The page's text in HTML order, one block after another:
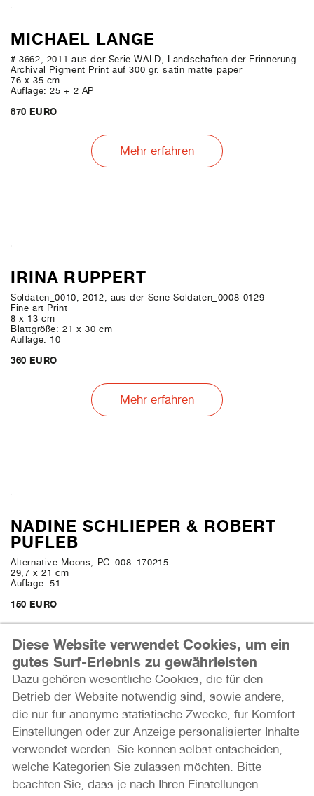
MICHAEL LANGE
# 3662, 2011 aus der Serie WALD, Landschaften der Erinnerung
Archival Pigment Print auf 300 gr. satin matte paper
76 x 35 cm
Auflage: 25 + 2 AP
870 EURO
Mehr erfahren
IRINA RUPPERT
Soldaten_0010, 2012, aus der Serie Soldaten_0008-0129
Fine art Print
8 x 13 cm
Blattgröße: 21 x 30 cm
Auflage: 10
360 EURO
Mehr erfahren
NADINE SCHLIEPER & ROBERT
PUFLEB
Alternative Moons, PC–008–170215
29,7 x 21 cm
Auflage: 51
150 EURO
Mehr erfahren
HOLLY SCHMIDT
Lost Lessons, 2017 - ongoing
Internationale Photoszene Köln gUG
Im Mediapark 7
50670 Köln
Email: info@photoszene.de
Telefon: +49 (0)221 - 966 72 377
Bürozeiten: Mo - Do 9:00 - 15:00 Uhr
Diese Website verwendet Cookies, um ein
gutes Surf-Erlebnis zu gewährleisten
Dazu gehören wesentliche Cookies, die für den
Betrieb der Website notwendig sind, sowie andere,
die nur für anonyme statistische Zwecke, für Komfort-
Einstellungen oder zur Anzeige personalisierter Inhalte
verwendet werden. Sie können selbst entscheiden,
welche Kategorien Sie zulassen möchten. Bitte
beachten Sie, dass je nach Ihren Einstellungen